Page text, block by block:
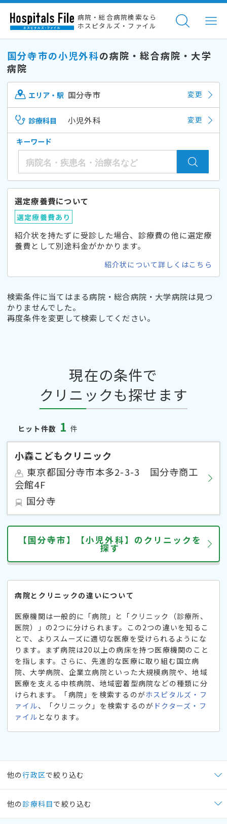
病院・総合病院検索なら
ホスピタルズ・ファイル
国分寺市の小児外科の病院・総合病院・大学
病院
エリア・駅 国分寺市 変更
診療科目 小児外科 変更
キーワード
選定療養費について
選定療養費あり
紹介状を持たずに受診した場合、診療費の他に選定療
養費として別途料金がかかります。
紹介状について詳しくはこちら
検索条件に当てはまる病院・総合病院・大学病院は見つ
かりませんでした。
再度条件を変更して検索してください。
現在の条件で
クリニックも探せます
ヒット件数 1 件
小森こどもクリニック
東京都国分寺市本多2-3-3 国分寺商工
会館4F
国分寺
【国分寺市】【小児外科】のクリニックを
探す
病院とクリニックの違いについて
医療機関は一般的に「病院」と「クリニック（診療所、
医院）」の2つに分けられます。この2つの違いを知るこ
とで、よりスムーズに適切な医療を受けられるようにな
ります。まず病院は20以上の病床を持つ医療機関のこと
を指します。さらに、先進的な医療に取り組む国立病
院、大学病院、企業立病院といった大規模病院や、地域
医療を支える中核病院、地域密着型病院などの種類に分
けられます。「病院」を検索するのがホスピタルズ・フ
ァイル、「クリニック」を検索するのが ドクターズ・フ
ァイル となります。
他の行政区で絞り込む
他の 診療科目で絞り込む